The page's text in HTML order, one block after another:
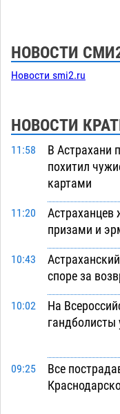
НОВОСТИ
Новости smi2.ru
НОВОСТИ
11:58
В Астрахани
похитил
картами
11:20
Астраханцев
призами и
10:43
споре за
10:02
На
гандболисты
09:25
Все